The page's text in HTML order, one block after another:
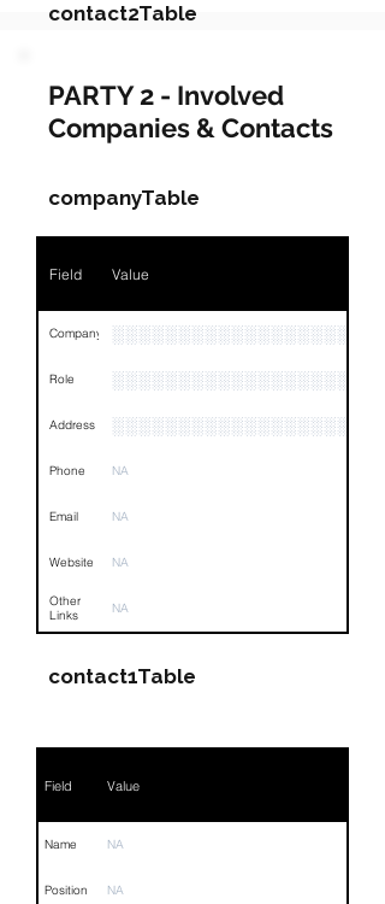
contact2Table
Field Value
Name
Position
Phone NA
Email
Links
PARTY 2 - Involved
Companies & Contacts
companyTable
Field Value
Company
Role
Address
Phone NA
Email NA
Website NA
Other
Links
NA
contact1Table
Field Value
Name NA
Position NA